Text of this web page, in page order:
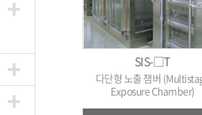
SIS-□T
다단형 노출 챔버
Exposure Chamber)